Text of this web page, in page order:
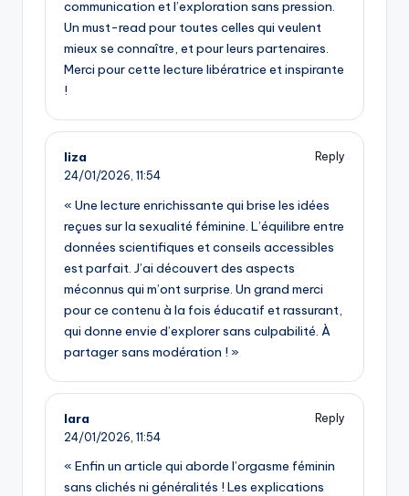
communication et l’exploration sans pression.
Un must-read pour toutes celles qui veulent
mieux se connaître, et pour leurs partenaires.
Merci pour cette lecture libératrice et inspirante
!
liza
Reply
24/01/2026, 11:54
« Une lecture enrichissante qui brise les idées
reçues sur la sexualité féminine. L’équilibre entre
données scientifiques et conseils accessibles
est parfait. J’ai découvert des aspects
méconnus qui m’ont surprise. Un grand merci
pour ce contenu à la fois éducatif et rassurant,
qui donne envie d’explorer sans culpabilité. À
partager sans modération ! »
lara
Reply
24/01/2026, 11:54
« Enfin un article qui aborde l’orgasme féminin
sans clichés ni généralités ! Les explications